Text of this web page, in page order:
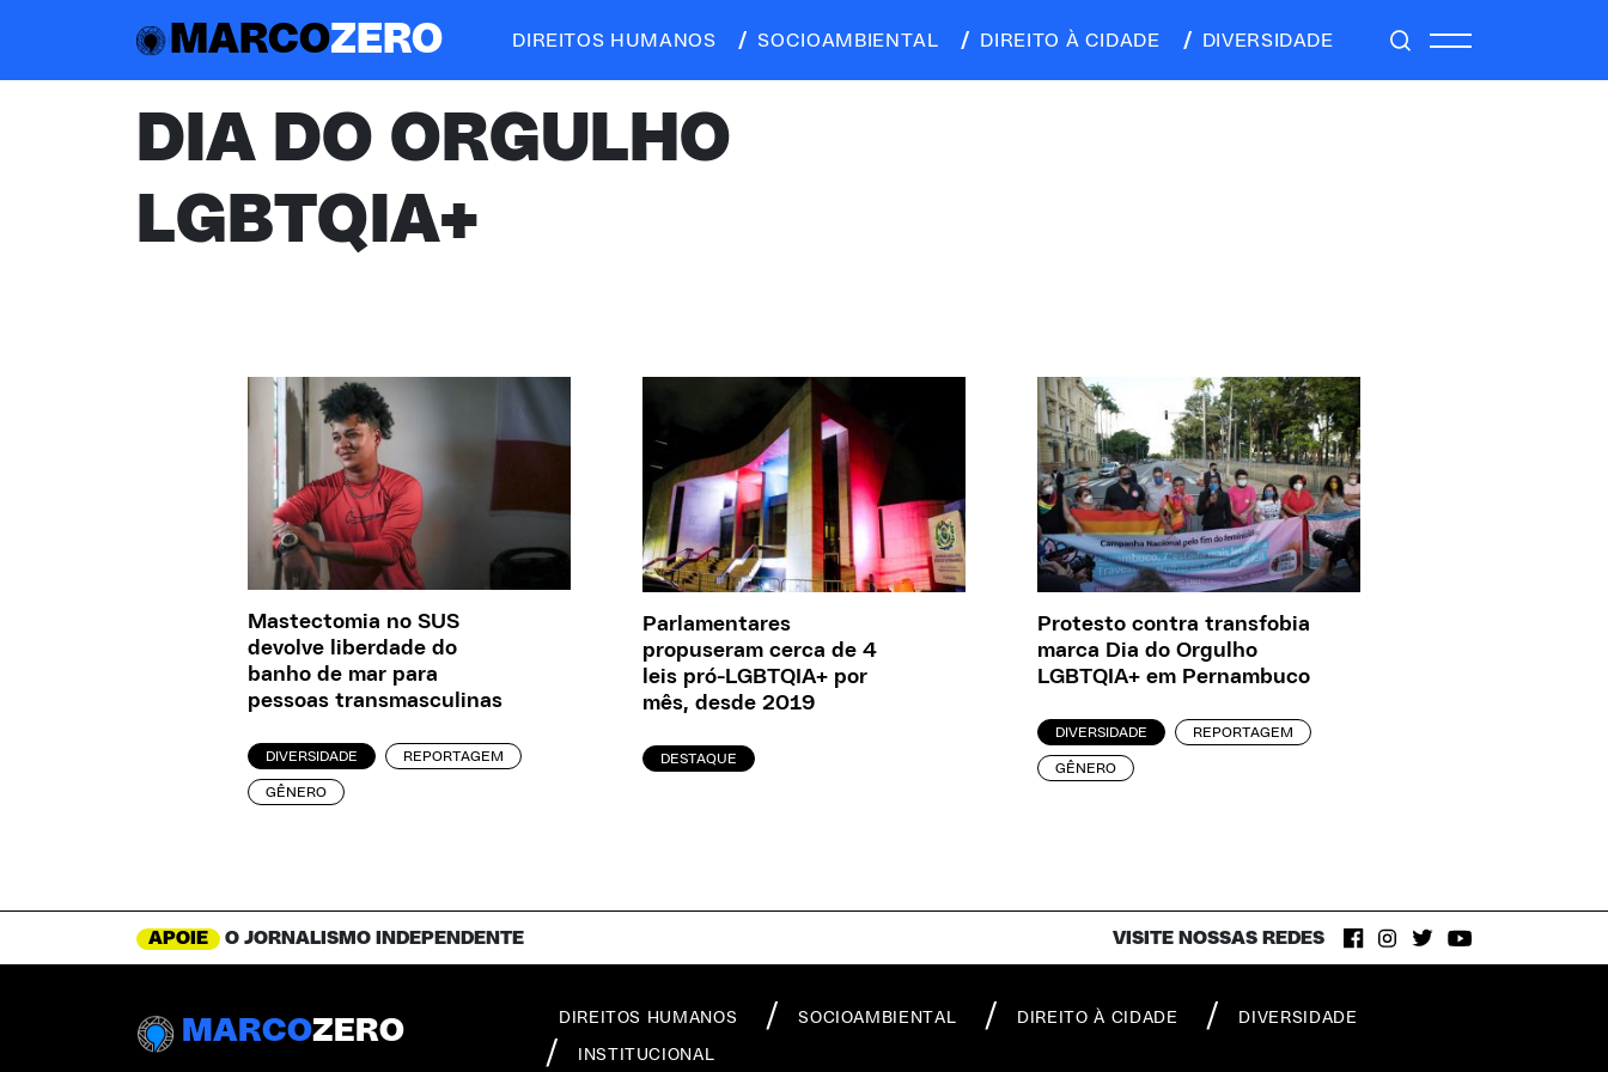
MARCOZERO DIREITOS HUMANOS SOCIOAMBIENTAL DIREITO À CIDADE DIVERSIDADE
DIA DO ORGULHO
LGBTQIA+
Mastectomia no SUS
devolve liberdade do
banho de mar para
pessoas transmasculinas
DIVERSIDADE REPORTAGEM
GÊNERO
Parlamentares
propuseram cerca de 4
leis pró-LGBTQIA+ por
mês, desde 2019
DESTAQUE
Protesto contra transfobia
marca Dia do Orgulho
LGBTQIA+ em Pernambuco
DIVERSIDADE REPORTAGEM
GÊNERO
APOIE O JORNALISMO INDEPENDENTE VISITE NOSSAS REDES
MARCOZERO DIREITOS HUMANOS SOCIOAMBIENTAL DIREITO À CIDADE DIVERSIDADE
INSTITUCIONAL